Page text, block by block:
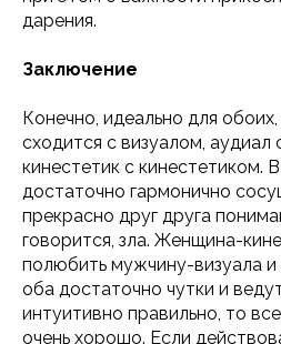
дарения.
Заключение
Конечно, идеально для обоих,
сходится с визуалом, аудиал
кинестетик с кинестетиком.
достаточно гармонично
прекрасно друг друга
говорится, зла. Женщина-
полюбить мужчину-визуала
оба достаточно чутки и
интуитивно правильно, то
очень хорошо. Если